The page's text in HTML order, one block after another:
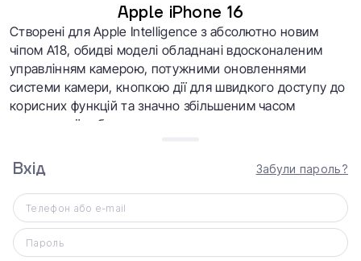
Apple iPhone 16
Створені для Apple Intelligence з абсолютно новим
чіпом A18, обидві моделі обладнані вдосконаленим
управлінням камерою, потужними оновленнями
системи камери, кнопкою дії для швидкого доступу до
корисних функцій та значно збільшеним часом
автономної роботи.
Вхід Забули пароль?
Телефон або e-mail
Пароль